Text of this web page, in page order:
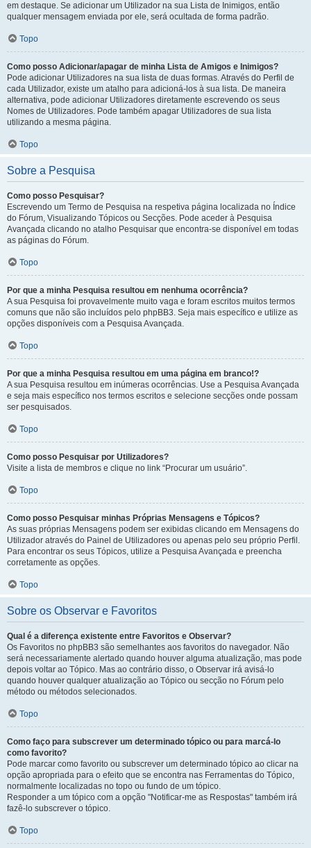
em destaque. Se adicionar um Utilizador na sua Lista de Inimigos, então
qualquer mensagem enviada por ele, será ocultada de forma padrão.
Topo
Como posso Adicionar/apagar de minha Lista de Amigos e Inimigos?
Pode adicionar Utilizadores na sua lista de duas formas. Através do Perfil de
cada Utilizador, existe um atalho para adicioná-los à sua lista. De maneira
alternativa, pode adicionar Utilizadores diretamente escrevendo os seus
Nomes de Utilizadores. Pode também apagar Utilizadores de sua lista
utilizando a mesma página.
Topo
Sobre a Pesquisa
Como posso Pesquisar?
Escrevendo um Termo de Pesquisa na respetiva página localizada no Índice
do Fórum, Visualizando Tópicos ou Secções. Pode aceder à Pesquisa
Avançada clicando no atalho Pesquisar que encontra-se disponível em todas
as páginas do Fórum.
Topo
Por que a minha Pesquisa resultou em nenhuma ocorrência?
A sua Pesquisa foi provavelmente muito vaga e foram escritos muitos termos
comuns que não são incluídos pelo phpBB3. Seja mais específico e utilize as
opções disponíveis com a Pesquisa Avançada.
Topo
Por que a minha Pesquisa resultou em uma página em branco!?
A sua Pesquisa resultou em inúmeras ocorrências. Use a Pesquisa Avançada
e seja mais específico nos termos escritos e selecione secções onde possam
ser pesquisados.
Topo
Como posso Pesquisar por Utilizadores?
Visite a lista de membros e clique no link “Procurar um usuário”.
Topo
Como posso Pesquisar minhas Próprias Mensagens e Tópicos?
As suas próprias Mensagens podem ser exibidas clicando em Mensagens do
Utilizador através do Painel de Utilizadores ou apenas pelo seu próprio Perfil.
Para encontrar os seus Tópicos, utilize a Pesquisa Avançada e preencha
corretamente as opções.
Topo
Sobre os Observar e Favoritos
Qual é a diferença existente entre Favoritos e Observar?
Os Favoritos no phpBB3 são semelhantes aos favoritos do navegador. Não
será necessariamente alertado quando houver alguma atualização, mas pode
depois voltar ao Tópico. Mas ao contrário disso, o Observar irá avisá-lo
quando houver qualquer atualização ao Tópico ou secção no Fórum pelo
método ou métodos selecionados.
Topo
Como faço para subscrever um determinado tópico ou para marcá-lo
como favorito?
Pode marcar como favorito ou subscrever um determinado tópico ao clicar na
opção apropriada para o efeito que se encontra nas Ferramentas do Tópico,
normalmente localizadas no topo ou fundo de um tópico.
Responder a um tópico com a opção "Notificar-me as Respostas" também irá
fazê-lo subscrever o tópico.
Topo